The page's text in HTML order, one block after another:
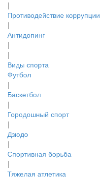
|
Противодействие коррупции
|
Антидопинг
|
|
Виды спорта
Футбол
|
Баскетбол
|
Городошный спорт
|
Дзюдо
|
Спортивная борьба
|
Тяжелая атлетика